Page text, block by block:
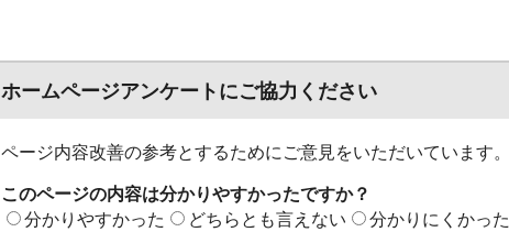
ホームページアンケートにご協力ください
ページ内容改善の参考とするためにご意見をいただいています。
このページの内容は分かりやすかったですか？
分かりやすかった
どちらとも言えない
分かりにくかった